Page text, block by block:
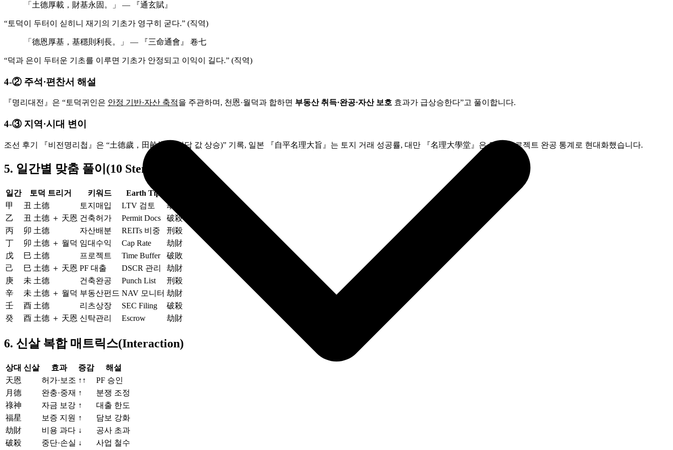
「土德厚載，財基永固。」 — 『通玄賦』
“토덕이 두터이 싣히니 재기의 기초가 영구히 굳다.” (직역)
「德恩厚基，基穩則利長。」 — 『三命通會』 卷七
“덕과 은이 두터운 기초를 이루면 기초가 안정되고 이익이 길다.” (직역)
4‑② 주석·편찬서 해설
『명리대전』은 “토덕귀인은 안정 기반·자산 축적을 주관하며, 천恩·월덕과 합하면 부동산 취득·완공·자산 보호 효과가 급상승한다”고 풀이합니다.
4‑③ 지역·시대 변이
조선 후기 『비전명리첩』은 “土德歲，田畝增值(전답 값 상승)” 기록, 일본 『自平名理大旨』는 토지 거래 성공률, 대만 『名理大學堂』은 건설 프로젝트 완공 통계로 현대화했습니다.
5. 일간별 맞춤 풀이(10 Stem Guide)
일간 토덕 트리거 키워드 Earth Tip
甲
丑 土德 토지매입 LTV 검토
劫財
乙
丑 土德 ＋ 天恩 건축허가 Permit Docs
破殺
丙
卯 土德 자산배분 REITs 비중
刑殺
丁
卯 土德 ＋ 월덕 임대수익 Cap Rate
劫財
戊
巳 土德 프로젝트 Time Buffer
破敗
己
巳 土德 ＋ 天恩 PF 대출 DSCR 관리
劫財
庚
未 土德 건축완공 Punch List
刑殺
辛
未 土德 ＋ 월덕 부동산펀드 NAV 모니터 劫財
壬
酉 土德 리츠상장 SEC Filing
破殺
癸
酉 土德 ＋ 天恩 신탁관리 Escrow 劫財
6. 신살 복합 매트릭스(Interaction)
상대 신살 효과 증감
해설
天恩
허가·보조 ↑↑
PF 승인
月德
완충·중재 ↑
분쟁 조정
祿神
자금 보강 ↑
대출 한도
福星
보증 지원 ↑
담보 강화
劫財
비용 과다 ↓
공사 초과
破殺
중단·손실 ↓
사업 철수